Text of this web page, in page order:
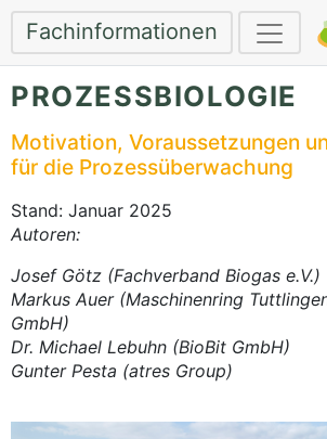
Fachinformationen
PROZESSBIOLOGIE
Motivation, Voraussetzungen
für die Prozessüberwachung
Stand: Januar 2025
Autoren:
Josef Götz (Fachverband Biogas e.V.)
Markus Auer (Maschinenring
GmbH)
Dr. Michael Lebuhn (BioBit GmbH)
Gunter Pesta (atres Group)